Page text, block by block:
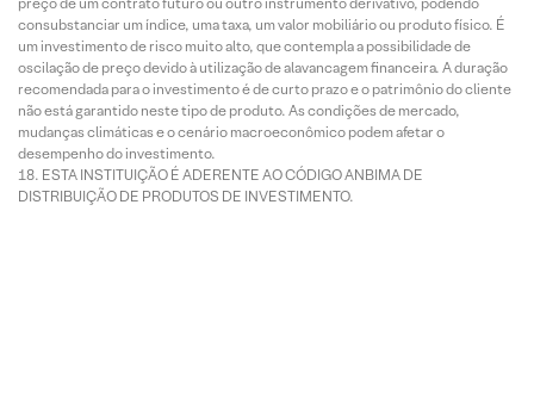
consubstanciar um índice, uma taxa, um valor mobiliário ou produto físico. É
um investimento de risco muito alto, que contempla a possibilidade de
oscilação de preço devido à utilização de alavancagem financeira. A duração
recomendada para o investimento é de curto prazo e o patrimônio do cliente
não está garantido neste tipo de produto. As condições de mercado,
mudanças climáticas e o cenário macroeconômico podem afetar o
desempenho do investimento.
ESTA INSTITUIÇÃO É ADERENTE AO CÓDIGO ANBIMA DE
DISTRIBUIÇÃO DE PRODUTOS DE INVESTIMENTO.